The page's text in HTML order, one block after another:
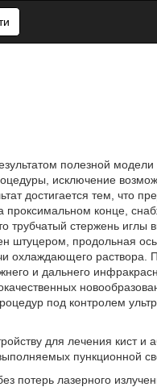
полезной
исключение
достигается тем, что
проксимальном конце,
трубчатый стержень иглы
продольная ось
охлаждающего раствора.
и дальнего
под контролем
для лечения кист и
пункционной
потерь лазерного